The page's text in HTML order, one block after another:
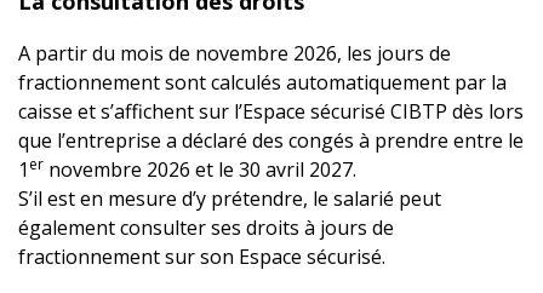
A partir du mois de novembre 2026, les jours de
fractionnement sont calculés automatiquement par la
caisse et s’affichent sur l’Espace sécurisé CIBTP dès lors
que l’entreprise a déclaré des congés à prendre entre le
1 er novembre 2026 et le 30 avril 2027.
S’il est en mesure d’y prétendre, le salarié peut
également consulter ses droits à jours de
fractionnement sur son Espace sécurisé.